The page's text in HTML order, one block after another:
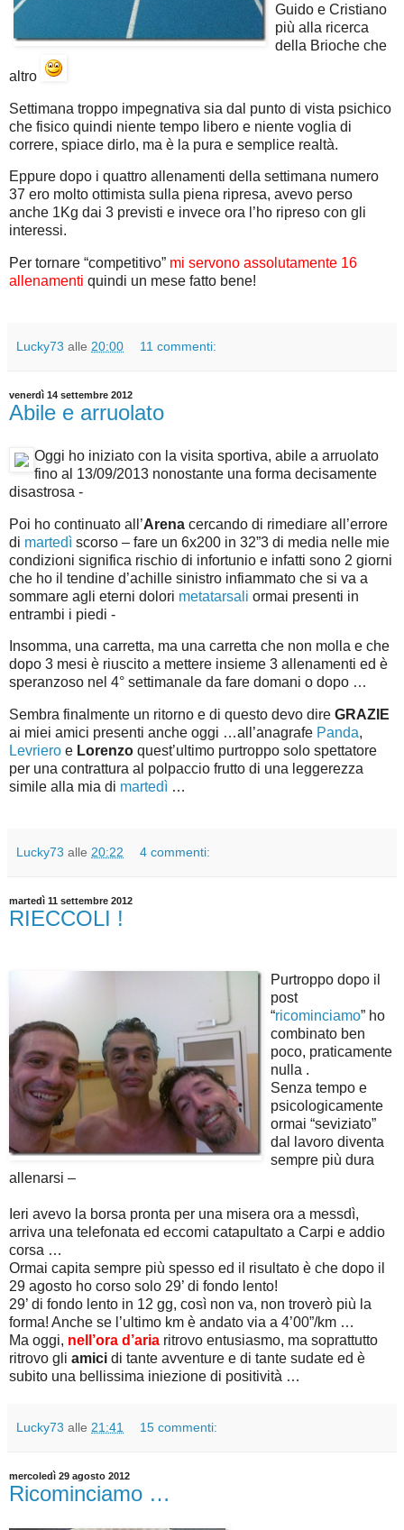
Guido e Cristiano
più alla ricerca
della Brioche che
altro
Settimana troppo impegnativa sia dal punto di vista psichico
che fisico quindi niente tempo libero e niente voglia di
correre, spiace dirlo, ma è la pura e semplice realtà.
Eppure dopo i quattro allenamenti della settimana numero
37 ero molto ottimista sulla piena ripresa, avevo perso
anche 1Kg dai 3 previsti e invece ora l’ho ripreso con gli
interessi.
Per tornare “competitivo” mi servono assolutamente 16
allenamenti quindi un mese fatto bene!
Lucky73 alle 20:00 11 commenti:
venerdì 14 settembre 2012
Abile e arruolato
Oggi ho iniziato con la visita sportiva, abile a arruolato
fino al 13/09/2013 nonostante una forma decisamente
disastrosa -
Poi ho continuato all’Arena cercando di rimediare all’errore
di martedì scorso – fare un 6x200 in 32”3 di media nelle mie
condizioni significa rischio di infortunio e infatti sono 2 giorni
che ho il tendine d’achille sinistro infiammato che si va a
sommare agli eterni dolori metatarsali ormai presenti in
entrambi i piedi -
Insomma, una carretta, ma una carretta che non molla e che
dopo 3 mesi è riuscito a mettere insieme 3 allenamenti ed è
speranzoso nel 4° settimanale da fare domani o dopo …
Sembra finalmente un ritorno e di questo devo dire GRAZIE
ai miei amici presenti anche oggi …all’anagrafe Panda,
Levriero e Lorenzo quest’ultimo purtroppo solo spettatore
per una contrattura al polpaccio frutto di una leggerezza
simile alla mia di martedì …
Lucky73 alle 20:22 4 commenti:
martedì 11 settembre 2012
RIECCOLI !
Purtroppo dopo il
post
“ricominciamo” ho
combinato ben
poco, praticamente
nulla .
Senza tempo e
psicologicamente
ormai “seviziato”
dal lavoro diventa
sempre più dura
allenarsi –
Ieri avevo la borsa pronta per una misera ora a messdì,
arriva una telefonata ed eccomi catapultato a Carpi e addio
corsa …
Ormai capita sempre più spesso ed il risultato è che dopo il
29 agosto ho corso solo 29’ di fondo lento!
29’ di fondo lento in 12 gg, così non va, non troverò più la
forma! Anche se l’ultimo km è andato via a 4’00”/km …
Ma oggi, nell’ora d’aria ritrovo entusiasmo, ma soprattutto
ritrovo gli amici di tante avventure e di tante sudate ed è
subito una bellissima iniezione di positività …
Lucky73 alle 21:41 15 commenti:
mercoledì 29 agosto 2012
Ricominciamo …